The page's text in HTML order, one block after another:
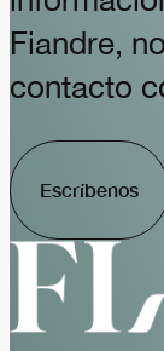
Fiandre,
contacto
Escríbenos